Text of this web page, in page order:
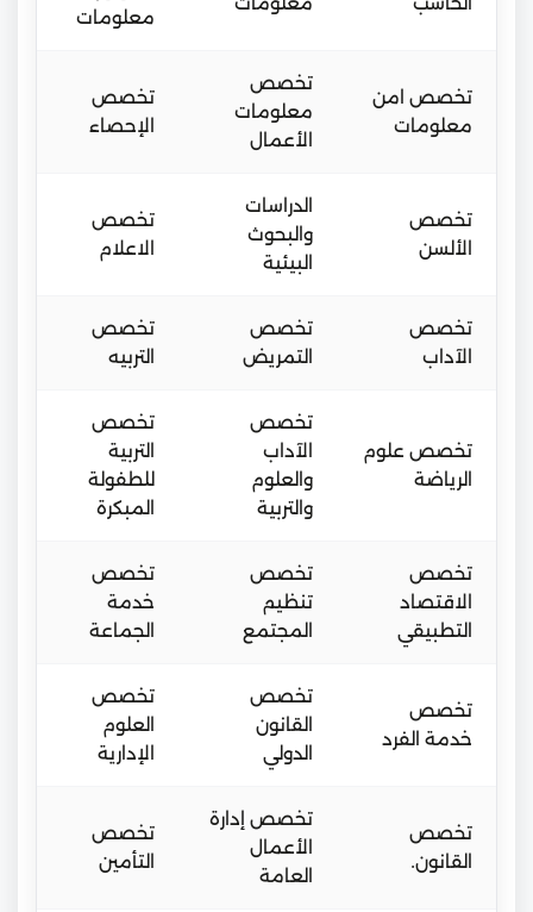
معلومات
تخصص امن
معلومات
تخصص
معلومات
الأعمال
تخصص
الإحصاء
تخصص
الألسن
الدراسات
والبحوث
البيئية
تخصص
الاعلام
تخصص
الآداب
تخصص
التمريض
تخصص
التربيه
تخصص علوم
الرياضة
تخصص
الآداب
والعلوم
والتربية
تخصص
التربية
للطفولة
المبكرة
تخصص
الاقتصاد
التطبيقي
تخصص
تنظيم
المجتمع
تخصص
خدمة
الجماعة
تخصص
خدمة الفرد
تخصص
القانون
الدولي
تخصص
العلوم
الإدارية
تخصص
القانون.
تخصص إدارة
الأعمال
العامة
تخصص
التأمين